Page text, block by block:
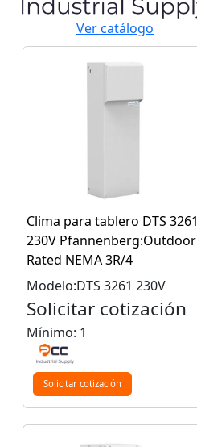
Ver catálogo
Clima para tablero DTS 3261
230V Pfannenberg:Outdoor
Rated NEMA 3R/4
Modelo:DTS 3261 230V
Solicitar cotización
Mínimo: 1
Solicitar cotización